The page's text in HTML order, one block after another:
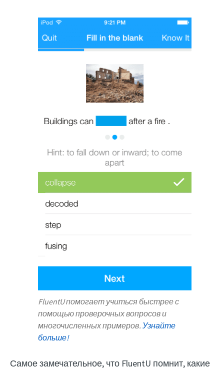
FluentU помогает учиться быстрее с
помощью проверочных вопросов и
многочисленных примеров. Узнайте
больше!
Самое замечательное, что FluentU помнит, какие